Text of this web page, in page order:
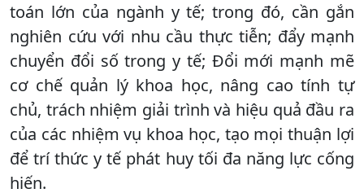
toán lớn của ngành y tế; trong đó, cần gắn
nghiên cứu với nhu cầu thực tiễn; đẩy mạnh
chuyển đổi số trong y tế; Đổi mới mạnh mẽ
cơ chế quản lý khoa học, nâng cao tính tự
chủ, trách nhiệm giải trình và hiệu quả đầu ra
của các nhiệm vụ khoa học, tạo mọi thuận lợi
để trí thức y tế phát huy tối đa năng lực cống
hiến.